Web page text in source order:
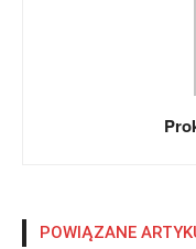
POWIĄZANE